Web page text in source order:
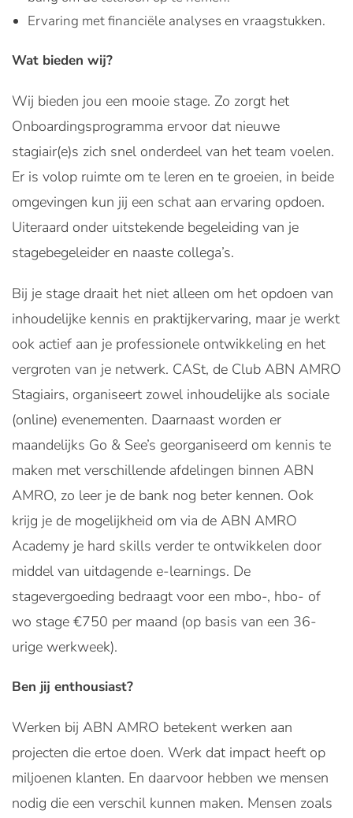
Ervaring met financiële analyses en vraagstukken.
Wat bieden wij?
Wij bieden jou een mooie stage. Zo zorgt het
Onboardingsprogramma ervoor dat nieuwe
stagiair(e)s zich snel onderdeel van het team voelen.
Er is volop ruimte om te leren en te groeien, in beide
omgevingen kun jij een schat aan ervaring opdoen.
Uiteraard onder uitstekende begeleiding van je
stagebegeleider en naaste collega’s.
Bij je stage draait het niet alleen om het opdoen van
inhoudelijke kennis en praktijkervaring, maar je werkt
ook actief aan je professionele ontwikkeling en het
vergroten van je netwerk. CASt, de Club ABN AMRO
Stagiairs, organiseert zowel inhoudelijke als sociale
(online) evenementen. Daarnaast worden er
maandelijks Go & See’s georganiseerd om kennis te
maken met verschillende afdelingen binnen ABN
AMRO, zo leer je de bank nog beter kennen. Ook
krijg je de mogelijkheid om via de ABN AMRO
Academy je hard skills verder te ontwikkelen door
middel van uitdagende e-learnings. De
stagevergoeding bedraagt voor een mbo-, hbo- of
wo stage €750 per maand (op basis van een 36-
urige werkweek).
Ben jij enthousiast?
Werken bij ABN AMRO betekent werken aan
projecten die ertoe doen. Werk dat impact heeft op
miljoenen klanten. En daarvoor hebben we mensen
nodig die een verschil kunnen maken. Mensen zoals